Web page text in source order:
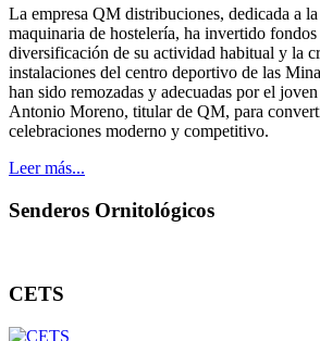
La empresa QM distribuciones, dedicada a
maquinaria de hostelería, ha invertido
diversificación de su actividad habitual y la
instalaciones del centro deportivo de las
han sido remozadas y adecuadas por el
Antonio Moreno, titular de QM, para
celebraciones moderno y competitivo.
Leer más...
Senderos Ornitológicos
CETS